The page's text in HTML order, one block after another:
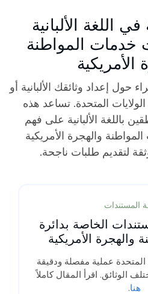
اللغة الألبانية
خدمات المواطنة
الأمريكية
إعداد وثائقك الألبانية أو
المتحدة. تساعد هذه
باللغة الألبانية على فهم
والهجرة الأمريكية
المستندات
الخاصة بدائرة
والهجرة الأمريكية
المتحدة عملية مفصلة ودقيقة
الوثائق. اقرأ المقال كاملاً
هنا.